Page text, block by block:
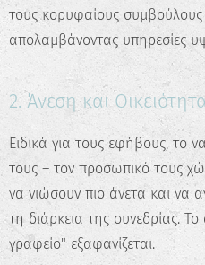
Ανακάλυψε τις
δυνατότητες και
τους κορυφαίους συμβούλους
απολαμβάνοντας υπηρεσίες
2. Άνεση και
Ειδικά για τους εφήβους, το
τους – τον προσωπικό τους
να νιώσουν πιο άνετα και να
τη διάρκεια της συνεδρίας.
γραφείο" εξαφανίζεται.